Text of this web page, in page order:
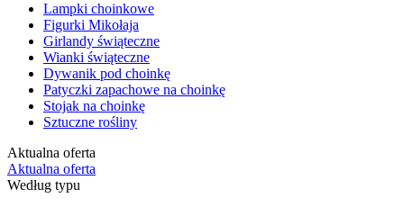
Lampki choinkowe
Figurki Mikołaja
Girlandy świąteczne
Wianki świąteczne
Dywanik pod choinkę
Patyczki zapachowe na choinkę
Stojak na choinkę
Sztuczne rośliny
Aktualna oferta
Aktualna oferta
Według typu